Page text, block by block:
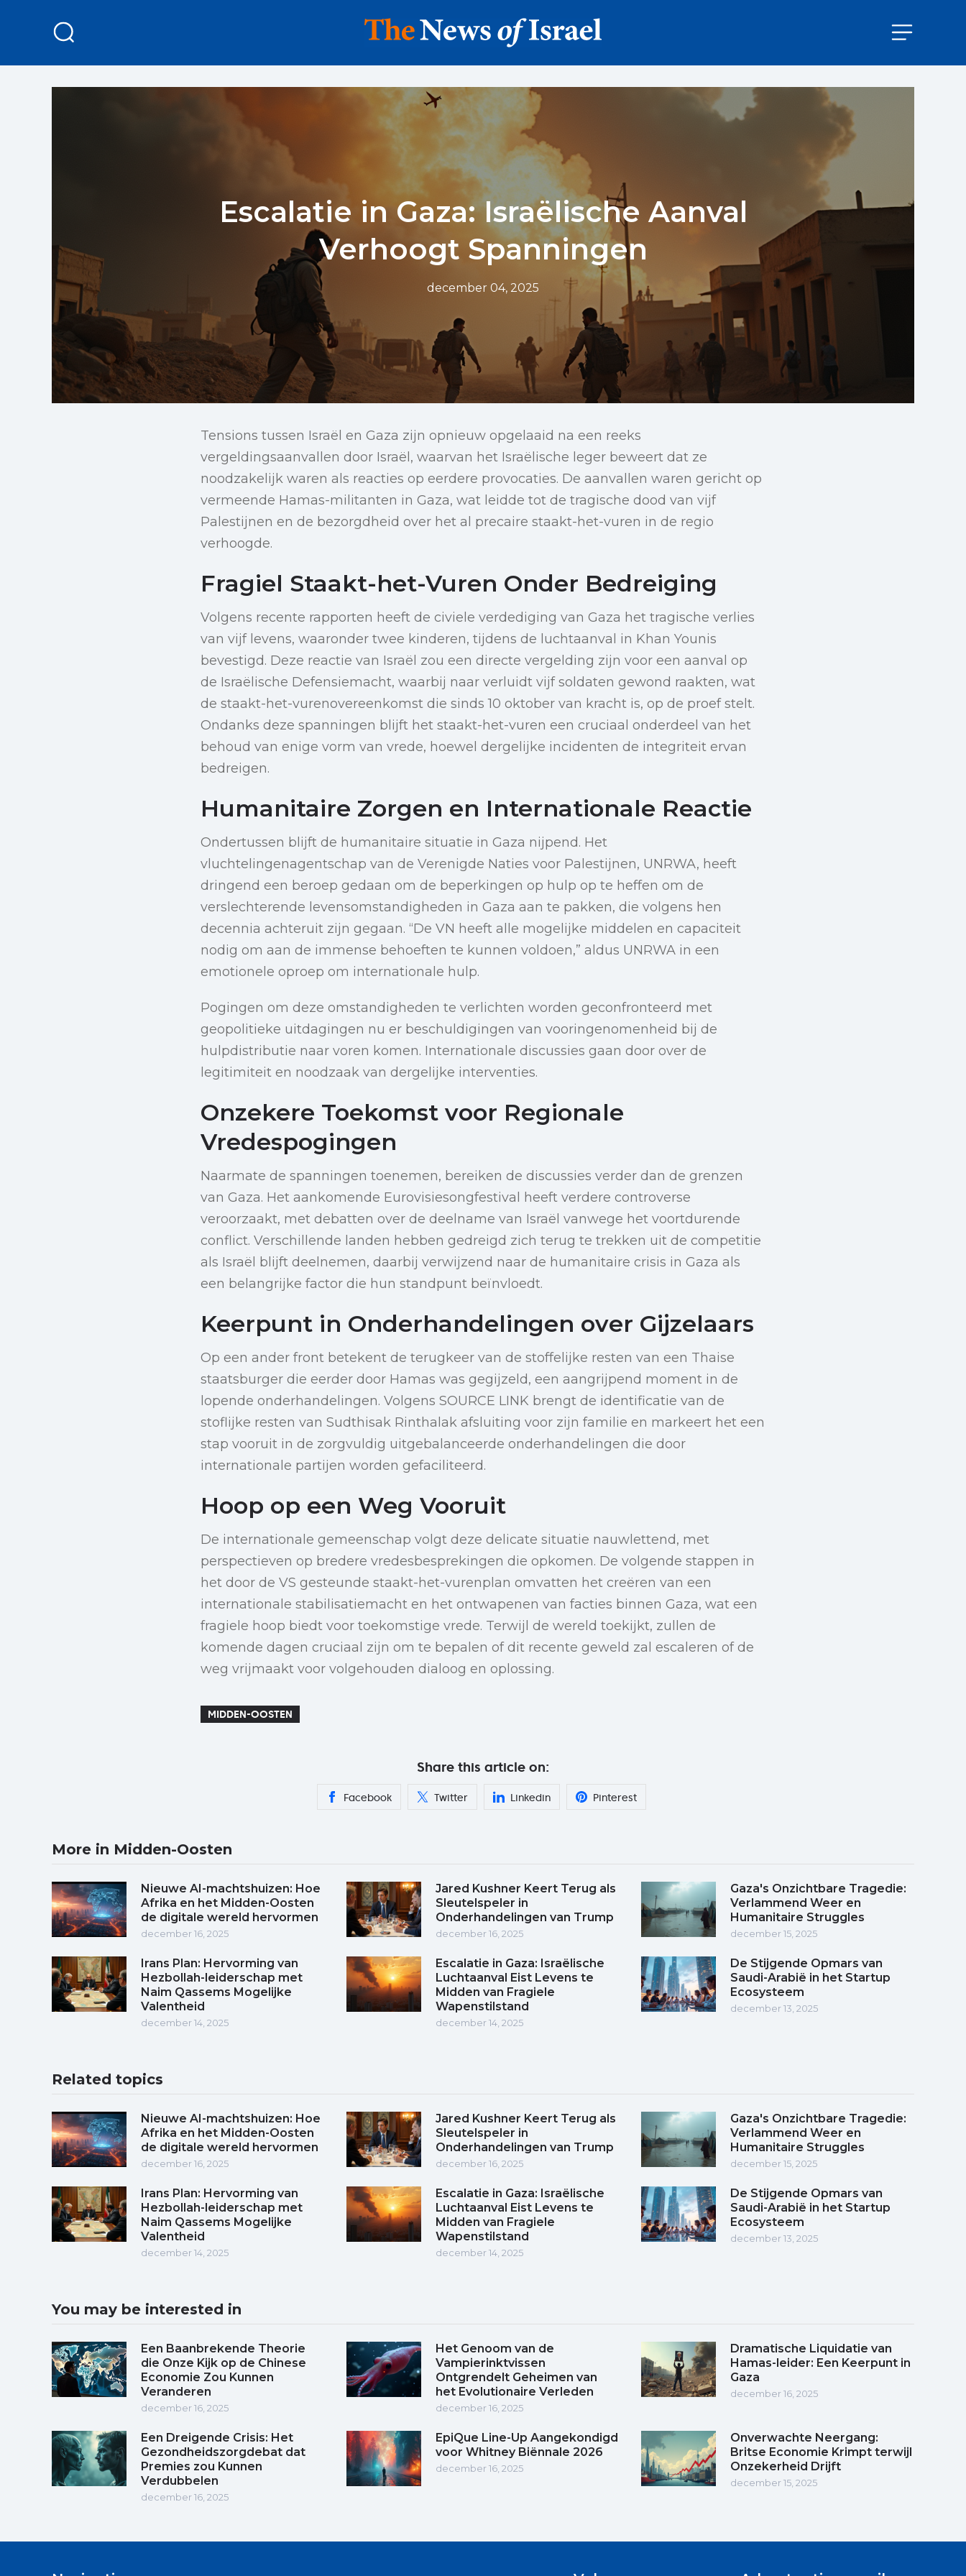
Escalatie in Gaza: Israëlische Aanval
Verhoogt Spanningen
december 04, 2025
Tensions tussen Israël en Gaza zijn opnieuw opgelaaid na een reeks
vergeldingsaanvallen door Israël, waarvan het Israëlische leger beweert dat ze
noodzakelijk waren als reacties op eerdere provocaties. De aanvallen waren gericht op
vermeende Hamas-militanten in Gaza, wat leidde tot de tragische dood van vijf
Palestijnen en de bezorgdheid over het al precaire staakt-het-vuren in de regio
verhoogde.
Fragiel Staakt-het-Vuren Onder Bedreiging
Volgens recente rapporten heeft de civiele verdediging van Gaza het tragische verlies
van vijf levens, waaronder twee kinderen, tijdens de luchtaanval in Khan Younis
bevestigd. Deze reactie van Israël zou een directe vergelding zijn voor een aanval op
de Israëlische Defensiemacht, waarbij naar verluidt vijf soldaten gewond raakten, wat
de staakt-het-vurenovereenkomst die sinds 10 oktober van kracht is, op de proef stelt.
Ondanks deze spanningen blijft het staakt-het-vuren een cruciaal onderdeel van het
behoud van enige vorm van vrede, hoewel dergelijke incidenten de integriteit ervan
bedreigen.
Humanitaire Zorgen en Internationale Reactie
Ondertussen blijft de humanitaire situatie in Gaza nijpend. Het
vluchtelingenagentschap van de Verenigde Naties voor Palestijnen, UNRWA, heeft
dringend een beroep gedaan om de beperkingen op hulp op te heffen om de
verslechterende levensomstandigheden in Gaza aan te pakken, die volgens hen
decennia achteruit zijn gegaan. “De VN heeft alle mogelijke middelen en capaciteit
nodig om aan de immense behoeften te kunnen voldoen,” aldus UNRWA in een
emotionele oproep om internationale hulp.
Pogingen om deze omstandigheden te verlichten worden geconfronteerd met
geopolitieke uitdagingen nu er beschuldigingen van vooringenomenheid bij de
hulpdistributie naar voren komen. Internationale discussies gaan door over de
legitimiteit en noodzaak van dergelijke interventies.
Onzekere Toekomst voor Regionale
Vredespogingen
Naarmate de spanningen toenemen, bereiken de discussies verder dan de grenzen
van Gaza. Het aankomende Eurovisiesongfestival heeft verdere controverse
veroorzaakt, met debatten over de deelname van Israël vanwege het voortdurende
conflict. Verschillende landen hebben gedreigd zich terug te trekken uit de competitie
als Israël blijft deelnemen, daarbij verwijzend naar de humanitaire crisis in Gaza als
een belangrijke factor die hun standpunt beïnvloedt.
Keerpunt in Onderhandelingen over Gijzelaars
Op een ander front betekent de terugkeer van de stoffelijke resten van een Thaise
staatsburger die eerder door Hamas was gegijzeld, een aangrijpend moment in de
lopende onderhandelingen. Volgens SOURCE LINK brengt de identificatie van de
stoflijke resten van Sudthisak Rinthalak afsluiting voor zijn familie en markeert het een
stap vooruit in de zorgvuldig uitgebalanceerde onderhandelingen die door
internationale partijen worden gefaciliteerd.
Hoop op een Weg Vooruit
De internationale gemeenschap volgt deze delicate situatie nauwlettend, met
perspectieven op bredere vredesbesprekingen die opkomen. De volgende stappen in
het door de VS gesteunde staakt-het-vurenplan omvatten het creëren van een
internationale stabilisatiemacht en het ontwapenen van facties binnen Gaza, wat een
fragiele hoop biedt voor toekomstige vrede. Terwijl de wereld toekijkt, zullen de
komende dagen cruciaal zijn om te bepalen of dit recente geweld zal escaleren of de
weg vrijmaakt voor volgehouden dialoog en oplossing.
MIDDEN-OOSTEN
Share this article on:
Facebook Twitter Linkedin Pinterest
More in Midden-Oosten
Nieuwe AI-machtshuizen: Hoe
Afrika en het Midden-Oosten
de digitale wereld hervormen
december 16, 2025
Jared Kushner Keert Terug als
Sleutelspeler in
Onderhandelingen van Trump
december 16, 2025
Gaza's Onzichtbare Tragedie:
Verlammend Weer en
Humanitaire Struggles
december 15, 2025
Irans Plan: Hervorming van
Hezbollah-leiderschap met
Naim Qassems Mogelijke
Valentheid
december 14, 2025
Escalatie in Gaza: Israëlische
Luchtaanval Eist Levens te
Midden van Fragiele
Wapenstilstand
december 14, 2025
De Stijgende Opmars van
Saudi-Arabië in het Startup
Ecosysteem
december 13, 2025
Related topics
Nieuwe AI-machtshuizen: Hoe
Afrika en het Midden-Oosten
de digitale wereld hervormen
december 16, 2025
Jared Kushner Keert Terug als
Sleutelspeler in
Onderhandelingen van Trump
december 16, 2025
Gaza's Onzichtbare Tragedie:
Verlammend Weer en
Humanitaire Struggles
december 15, 2025
Irans Plan: Hervorming van
Hezbollah-leiderschap met
Naim Qassems Mogelijke
Valentheid
december 14, 2025
Escalatie in Gaza: Israëlische
Luchtaanval Eist Levens te
Midden van Fragiele
Wapenstilstand
december 14, 2025
De Stijgende Opmars van
Saudi-Arabië in het Startup
Ecosysteem
december 13, 2025
You may be interested in
Een Baanbrekende Theorie
die Onze Kijk op de Chinese
Economie Zou Kunnen
Veranderen
december 16, 2025
Het Genoom van de
Vampierinktvissen
Ontgrendelt Geheimen van
het Evolutionaire Verleden
december 16, 2025
Dramatische Liquidatie van
Hamas-leider: Een Keerpunt in
Gaza
december 16, 2025
Een Dreigende Crisis: Het
Gezondheidszorgdebat dat
Premies zou Kunnen
Verdubbelen
december 16, 2025
EpiQue Line-Up Aangekondigd
voor Whitney Biënnale 2026
december 16, 2025
Onverwachte Neergang:
Britse Economie Krimpt terwijl
Onzekerheid Drijft
december 15, 2025